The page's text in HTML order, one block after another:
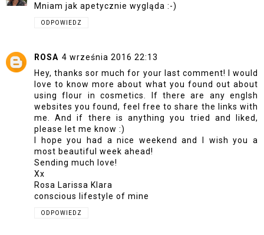
Mniam jak apetycznie wygląda :-)
ODPOWIEDZ
ROSA 4 września 2016 22:13
Hey, thanks sor much for your last comment! I would
love to know more about what you found out about
using flour in cosmetics. If there are any englsh
websites you found, feel free to share the links with
me. And if there is anything you tried and liked,
please let me know :)
I hope you had a nice weekend and I wish you a
most beautiful week ahead!
Sending much love!
Xx
Rosa Larissa Klara
conscious lifestyle of mine
ODPOWIEDZ